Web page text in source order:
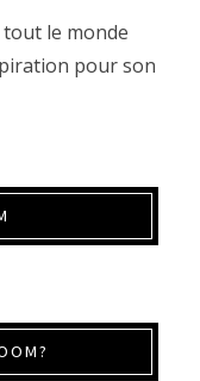
le monde
pour son